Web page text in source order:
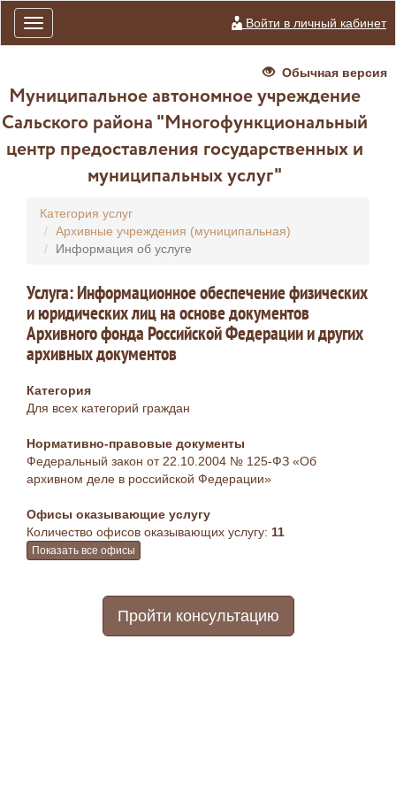
Toggle
navigation
Войти в личный кабинет
Обычная версия
Муниципальное автономное учреждение
Сальского района "Многофункциональный
центр предоставления государственных и
муниципальных услуг"
Категория услуг
Архивные учреждения (муниципальная)
Информация об услуге
Услуга: Информационное обеспечение физических
и юридических лиц на основе документов
Архивного фонда Российской Федерации и других
архивных документов
Категория
Для всех категорий граждан
Нормативно-правовые документы
Федеральный закон от 22.10.2004 № 125-ФЗ «Об
архивном деле в российской Федерации»
Офисы оказывающие услугу
Количество офисов оказывающих услугу: 11
Показать все офисы
Пройти консультацию